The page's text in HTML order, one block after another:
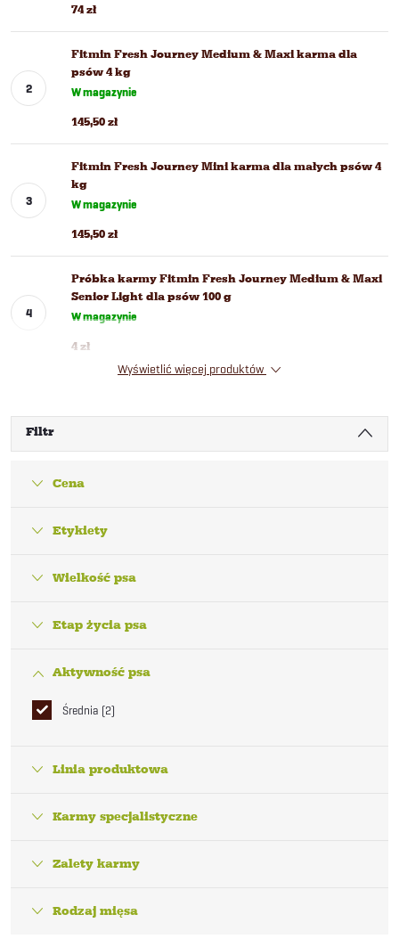
74 zł
Fitmin Fresh Journey Medium & Maxi karma dla
psów 4 kg
W magazynie
145,50 zł
Fitmin Fresh Journey Mini karma dla małych psów 4
kg
W magazynie
145,50 zł
Próbka karmy Fitmin Fresh Journey Medium & Maxi
Senior Light dla psów 100 g
W magazynie
4 zł
Wyświetlić więcej produktów
Filtr
Cena
Etykiety
Wielkość psa
Etap życia psa
Aktywność psa
Średnia 2
Linia produktowa
Karmy specjalistyczne
Zalety karmy
Rodzaj mięsa